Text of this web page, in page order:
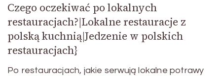
Czego oczekiwać po lokalnych
restauracjach?|Lokalne restauracje z
polską kuchnią|Jedzenie w polskich
restauracjach}
Po restauracjach, jakie serwują lokalne potrawy